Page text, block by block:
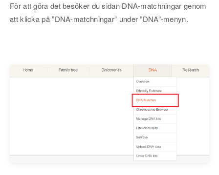
För att göra det besöker du sidan DNA-matchningar genom
att klicka på ”DNA-matchningar” under ”DNA”-menyn.